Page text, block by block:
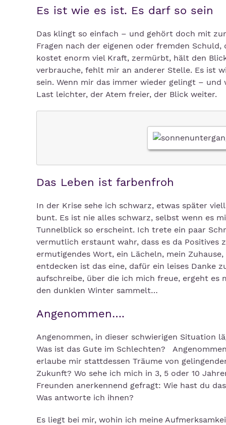
Es ist wie es ist. Es darf so sein
Das klingt so einfach – und gehört doch mit
Fragen nach der eigenen oder fremden
kostet enorm viel Kraft, zermürbt, hält den
verbrauche, fehlt mir an anderer Stelle. Es ist
sein. Wenn mir das immer wieder gelingt –
Last leichter, der Atem freier, der Blick weiter.
Das Leben ist farbenfroh
In der Krise sehe ich schwarz, etwas später
bunt. Es ist nie alles schwarz, selbst wenn es
Tunnelblick so erscheint. Ich trete ein paar
vermutlich erstaunt wahr, dass es da
ermutigendes Wort, ein Lächeln, mein
entdecken ist das eine, dafür ein leises Danke
aufschreibe, über die ich mich freue, ergeht es
den dunklen Winter sammelt…
Angenommen….
Angenommen, in dieser schwierigen Situation
Was ist das Gute im Schlechten?
erlaube mir stattdessen Träume von
Zukunft? Wo sehe ich mich in 3, 5 oder 10
Freunden anerkennend gefragt: Wie hast du
Was antworte ich ihnen?
Es liegt bei mir, wohin ich meine